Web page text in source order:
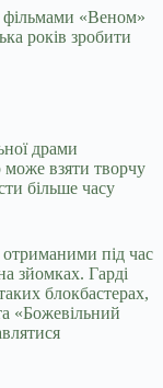
фільмами «Веном»
років зробити
драми
може взяти творчу
більше часу
під час
зйомках. Гарді
блокбастерах,
«Божевільний